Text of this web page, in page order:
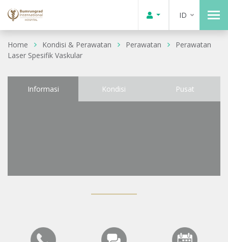
ID
Home Kondisi & Perawatan Perawatan
Perawatan
Laser Spesifik Vaskular
Informasi Kondisi Pusat